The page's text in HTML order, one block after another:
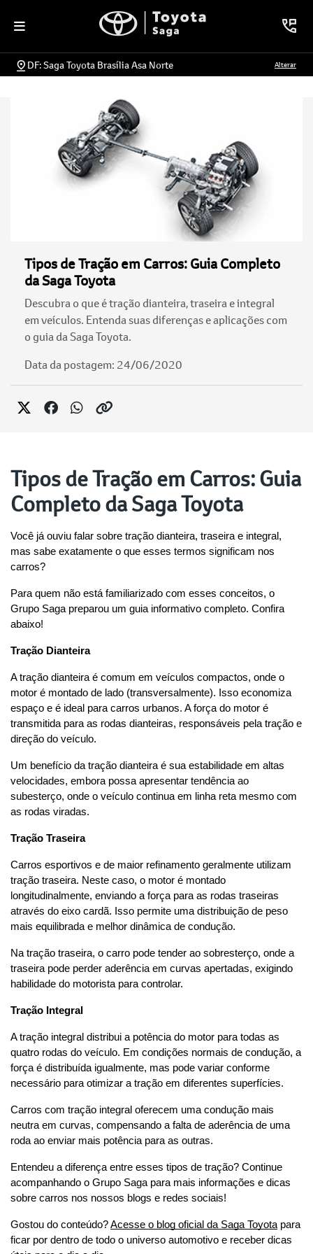
DF: Saga Toyota Brasília Asa Norte Alterar
Tipos de Tração em Carros: Guia Completo
da Saga Toyota
Descubra o que é tração dianteira, traseira e integral
em veículos. Entenda suas diferenças e aplicações com
o guia da Saga Toyota.
Data da postagem: 24/06/2020
Tipos de Tração em Carros: Guia
Completo da Saga Toyota
Você já ouviu falar sobre tração dianteira, traseira e integral,
mas sabe exatamente o que esses termos significam nos
carros?
Para quem não está familiarizado com esses conceitos, o
Grupo Saga preparou um guia informativo completo. Confira
abaixo!
Tração Dianteira
A tração dianteira é comum em veículos compactos, onde o
motor é montado de lado (transversalmente). Isso economiza
espaço e é ideal para carros urbanos. A força do motor é
transmitida para as rodas dianteiras, responsáveis pela tração e
direção do veículo.
Um benefício da tração dianteira é sua estabilidade em altas
velocidades, embora possa apresentar tendência ao
subesterço, onde o veículo continua em linha reta mesmo com
as rodas viradas.
Tração Traseira
Carros esportivos e de maior refinamento geralmente utilizam
tração traseira. Neste caso, o motor é montado
longitudinalmente, enviando a força para as rodas traseiras
através do eixo cardã. Isso permite uma distribuição de peso
mais equilibrada e melhor dinâmica de condução.
Na tração traseira, o carro pode tender ao sobresterço, onde a
traseira pode perder aderência em curvas apertadas, exigindo
habilidade do motorista para controlar.
Tração Integral
A tração integral distribui a potência do motor para todas as
quatro rodas do veículo. Em condições normais de condução, a
força é distribuída igualmente, mas pode variar conforme
necessário para otimizar a tração em diferentes superfícies.
Carros com tração integral oferecem uma condução mais
neutra em curvas, compensando a falta de aderência de uma
roda ao enviar mais potência para as outras.
Entendeu a diferença entre esses tipos de tração? Continue
acompanhando o Grupo Saga para mais informações e dicas
sobre carros nos nossos blogs e redes sociais!
Gostou do conteúdo? Acesse o blog oficial da Saga Toyota para
ficar por dentro de todo o universo automotivo e receber dicas